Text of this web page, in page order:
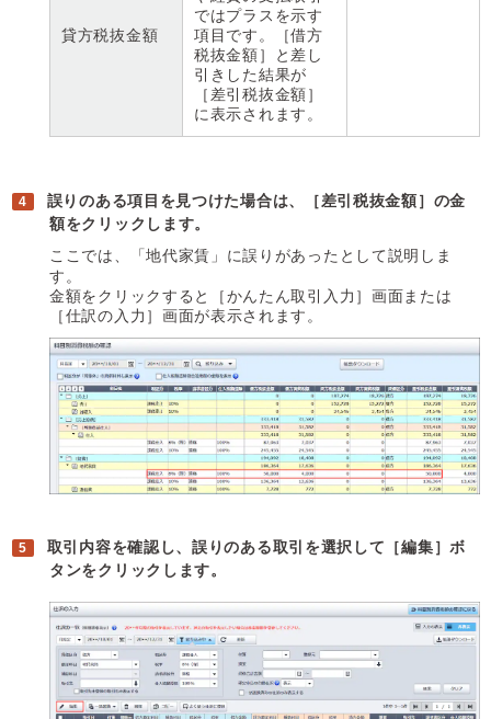
貸方税抜金額
ではプラスを示す
項目です。［借方
税抜金額］と差し
引きした結果が
［差引税抜金額］
に表示されます。
誤りのある項目を見つけた場合は、［差引税抜金額］の金
額をクリックします。
ここでは、「地代家賃」に誤りがあったとして説明しま
す。
金額をクリックすると［かんたん取引入力］画面または
［仕訳の入力］画面が表示されます。
取引内容を確認し、誤りのある取引を選択して［編集］ボ
タンをクリックします。